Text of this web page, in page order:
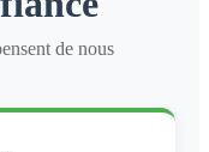
de nous